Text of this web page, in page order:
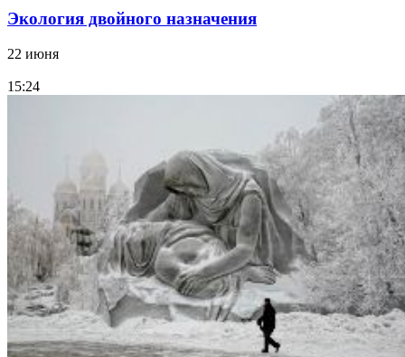
Экология двойного назначения
22 июня
15:24